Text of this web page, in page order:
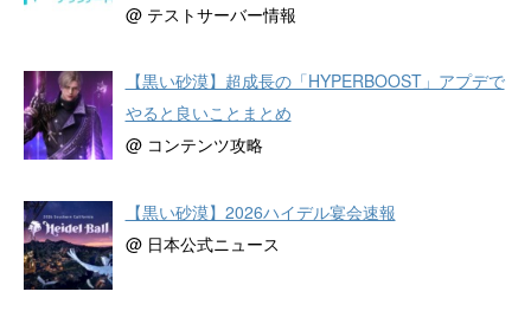
@ テストサーバー情報
【黒い砂漠】超成長の「HYPERBOOST」アプデで
やると良いことまとめ
@ コンテンツ攻略
【黒い砂漠】2026ハイデル宴会速報
@ 日本公式ニュース